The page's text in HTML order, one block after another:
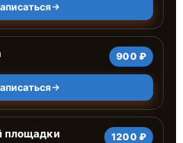
900 ₽
площадки 1200 ₽